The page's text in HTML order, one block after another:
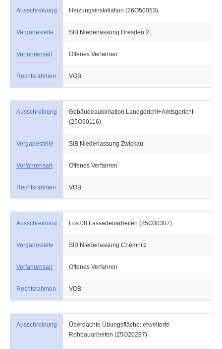
Ausschreibung Heizungsinstallation (26O50053)
Vergabestelle SIB Niederlassung Dresden 2
Verfahrensart Offenes Verfahren
Rechtsrahmen VOB
Ausschreibung
Gebäudeautomation Landgericht+Amtsgericht
(25O90116)
Vergabestelle SIB Niederlassung Zwickau
Verfahrensart Offenes Verfahren
Rechtsrahmen VOB
Ausschreibung Los 08 Fassadenarbeiten (25O30307)
Vergabestelle SIB Niederlassung Chemnitz
Verfahrensart Offenes Verfahren
Rechtsrahmen VOB
Ausschreibung
Überdachte Übungsfläche: erweiterte
Rohbauarbeiten (25O20287)